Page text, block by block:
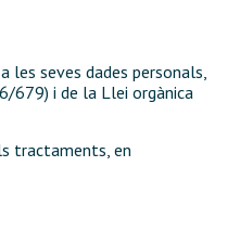
les seves dades personals,
679) i de la Llei orgànica
tractaments, en